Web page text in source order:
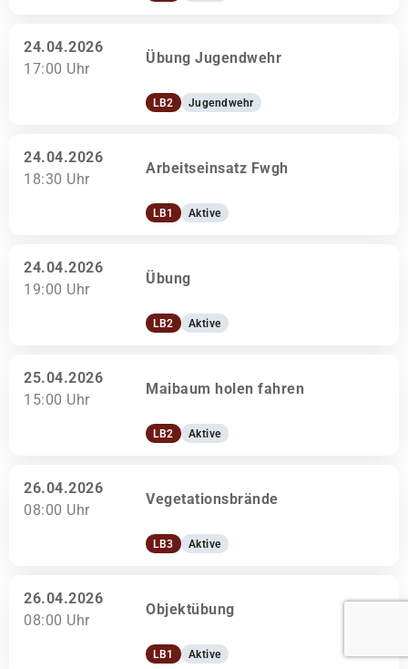
24.04.2026
17:00 Uhr
Übung Jugendwehr
LB2 Jugendwehr
24.04.2026
18:30 Uhr
Arbeitseinsatz Fwgh
LB1 Aktive
24.04.2026
19:00 Uhr
Übung
LB2 Aktive
25.04.2026
15:00 Uhr
Maibaum holen fahren
LB2 Aktive
26.04.2026
08:00 Uhr
Vegetationsbrände
LB3 Aktive
26.04.2026
08:00 Uhr
Objektübung
LB1 Aktive